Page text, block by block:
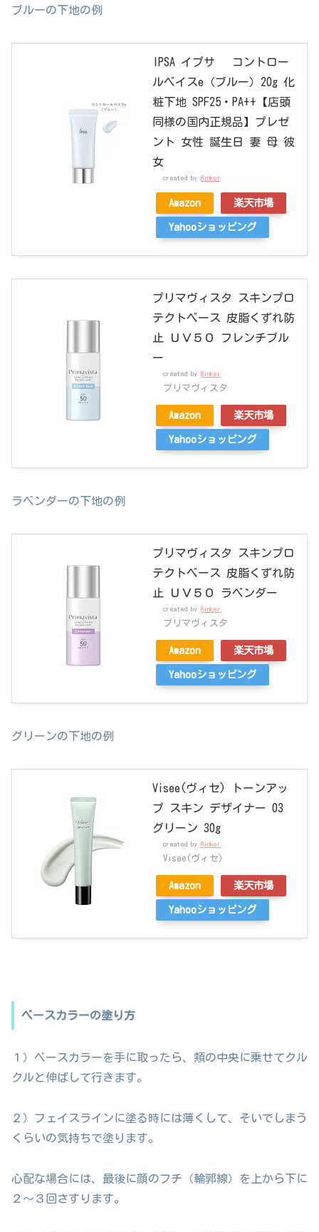
ブルーの下地の例
IPSA イプサ コントロー
ルベイスe（ブルー）20g 化
粧下地 SPF25・PA++【店頭
同様の国内正規品】プレゼ
ント 女性 誕生日 妻 母 彼
女
created by Rinker
Amazon 楽天市場
Yahooショッピング
プリマヴィスタ スキンプロ
テクトベース 皮脂くずれ防
止 ＵＶ５０ フレンチブル
ー
created by Rinker
プリマヴィスタ
Amazon 楽天市場
Yahooショッピング
ラベンダーの下地の例
プリマヴィスタ スキンプロ
テクトベース 皮脂くずれ防
止 ＵＶ５０ ラベンダー
created by Rinker
プリマヴィスタ
Amazon 楽天市場
Yahooショッピング
グリーンの下地の例
Visee(ヴィセ) トーンアッ
プ スキン デザイナー 03
グリーン 30g
created by Rinker
Visee(ヴィセ)
Amazon 楽天市場
Yahooショッピング
ベースカラーの塗り方
１）ベースカラーを手に取ったら、頬の中央に乗せてクル
クルと伸ばして行きます。
２）フェイスラインに塗る時には薄くして、そいでしまう
くらいの気持ちで塗ります。
心配な場合には、最後に顔のフチ（輪郭線）を上から下に
２〜３回さすります。